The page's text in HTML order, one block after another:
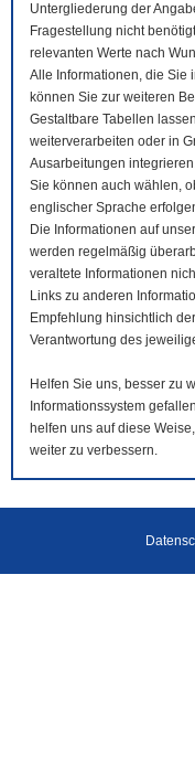
Untergliederung der
Fragestellung nicht
relevanten Werte nach
Alle Informationen, die Sie
können Sie zur weiteren
Gestaltbare Tabellen
weiterverarbeiten oder in
Ausarbeitungen
Sie können auch wählen,
englischer Sprache
Die Informationen auf
werden regelmäßig
veraltete Informationen
Links zu anderen
Empfehlung hinsichtlich
Verantwortung des
Helfen Sie uns, besser zu
Informationssystem
helfen uns auf diese
weiter zu verbessern.